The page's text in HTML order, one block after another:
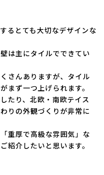
るとても大切なデザインな
は主にタイルでできてい
さんありますが、タイル
まず一つ上げられます。
たり、北欧・南欧テイス
りの外観づくりが非常に
重厚で高級な雰囲気」な
紹介したいと思います。